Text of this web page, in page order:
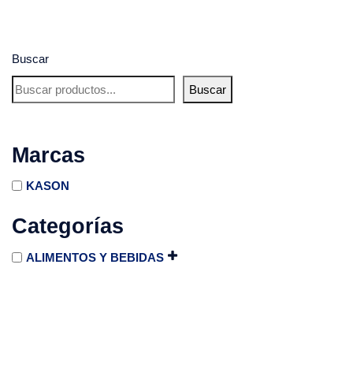
Buscar
Buscar
Marcas
KASON
Categorías
ALIMENTOS Y BEBIDAS